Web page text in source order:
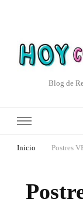
Blog de
Inicio Postres